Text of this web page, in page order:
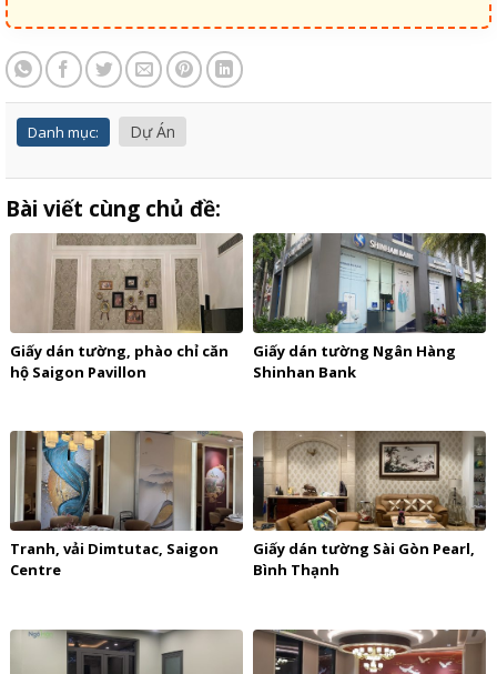
Danh mục: Dự Án
Bài viết cùng chủ đề:
Giấy dán tường, phào chỉ căn
hộ Saigon Pavillon
Giấy dán tường Ngân Hàng
Shinhan Bank
Tranh, vải Dimtutac, Saigon
Centre
Giấy dán tường Sài Gòn Pearl,
Bình Thạnh